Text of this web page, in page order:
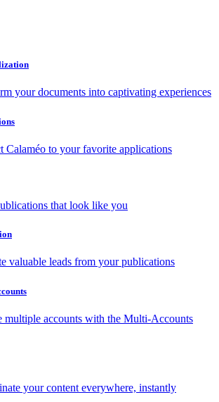
your documents into captivating experiences
Calaméo to your favorite applications
that look like you
valuable leads from your publications
multiple accounts with the Multi-Accounts
your content everywhere, instantly